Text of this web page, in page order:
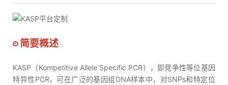
简要概述
KASP（Kompetitive Allele Specific PCR），即竞争性等位基因
特异性PCR，可在广泛的基因组DNA样本中，对SNPs和特定位